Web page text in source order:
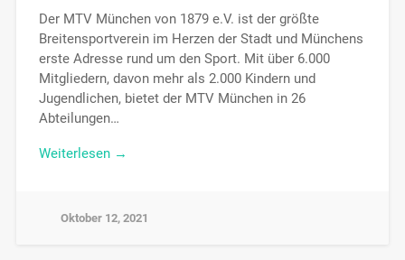
Der MTV München von 1879 e.V. ist der größte
Breitensportverein im Herzen der Stadt und Münchens
erste Adresse rund um den Sport. Mit über 6.000
Mitgliedern, davon mehr als 2.000 Kindern und
Jugendlichen, bietet der MTV München in 26
Abteilungen…
Weiterlesen →
Oktober 12, 2021